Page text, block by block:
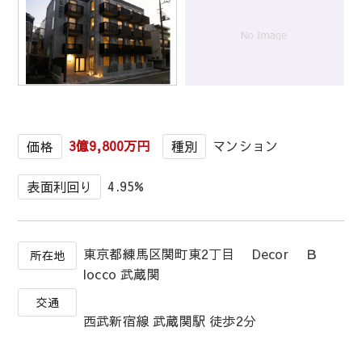
1/
価格 3億9,800万円 種別 マンション
表面利回り 4.95%
所在地
東京都練馬区関町東2丁目 Decor Ｂ
locco 武蔵関
交通
西武新宿線 武蔵関駅 徒歩2分